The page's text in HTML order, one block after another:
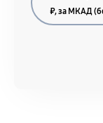
₽, за МКАД